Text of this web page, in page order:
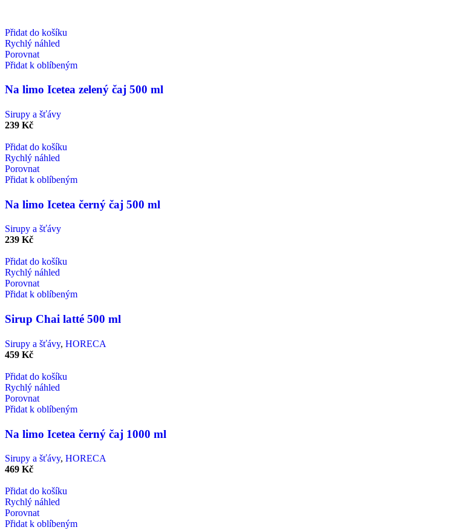
Přidat do košíku
Rychlý náhled
Porovnat
Přidat k oblíbeným
Na limo Icetea zelený čaj 500 ml
Sirupy a šťávy
239 Kč
Přidat do košíku
Rychlý náhled
Porovnat
Přidat k oblíbeným
Na limo Icetea černý čaj 500 ml
Sirupy a šťávy
239 Kč
Přidat do košíku
Rychlý náhled
Porovnat
Přidat k oblíbeným
Sirup Chai latté 500 ml
Sirupy a šťávy, HORECA
459 Kč
Přidat do košíku
Rychlý náhled
Porovnat
Přidat k oblíbeným
Na limo Icetea černý čaj 1000 ml
Sirupy a šťávy, HORECA
469 Kč
Přidat do košíku
Rychlý náhled
Porovnat
Přidat k oblíbeným